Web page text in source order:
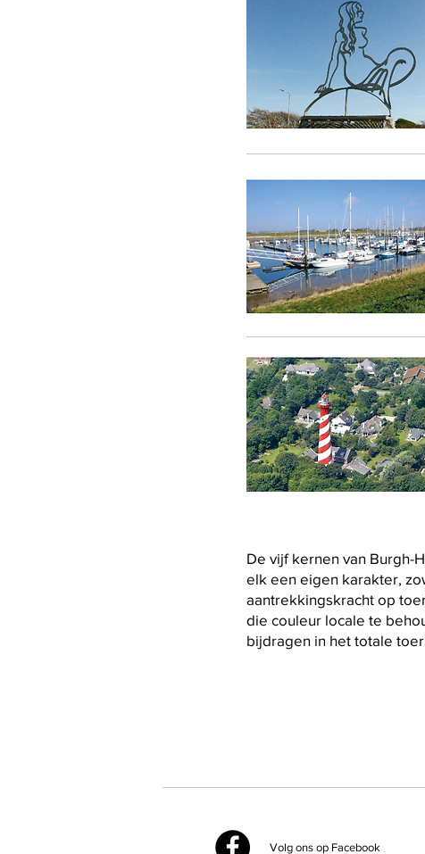
De vijf kernen van Burgh-
elk een eigen karakter,
aantrekkingskracht op
die couleur locale te
bijdragen in het totale
Volg ons op Facebook